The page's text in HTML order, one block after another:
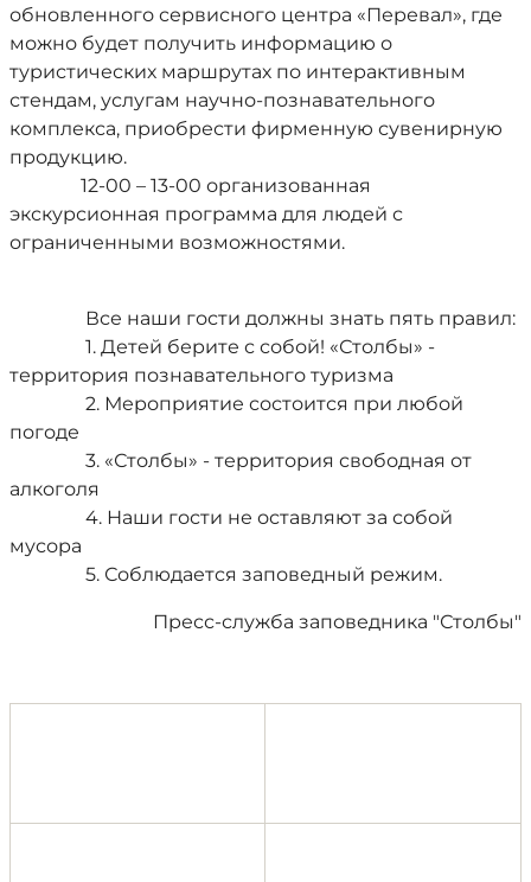
обновленного сервисного центра «Перевал», где
можно будет получить информацию о
туристических маршрутах по интерактивным
стендам, услугам научно-познавательного
комплекса, приобрести фирменную сувенирную
продукцию.
12-00 – 13-00 организованная
экскурсионная программа для людей с
ограниченными возможностями.
Все наши гости должны знать пять правил:
1. Детей берите с собой! «Столбы» -
территория познавательного туризма
2. Мероприятие состоится при любой
погоде
3. «Столбы» - территория свободная от
алкоголя
4. Наши гости не оставляют за собой
мусора
5. Соблюдается заповедный режим.
Пресс-служба заповедника "Столбы"